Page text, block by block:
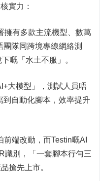
實力：
擁有多款主流機型、數萬
隊同跨境專線網絡測
嘅「水土不服」。
大模型」，測試人員唔
到自動化腳本，效率提升
端改動，而Testin嘅AI
識別，「一套腳本行勻三
搶先上市。